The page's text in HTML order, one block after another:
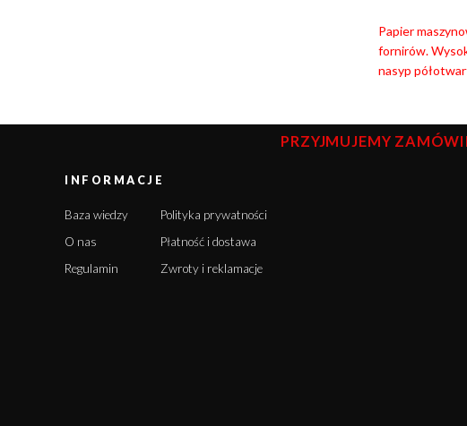
Papier
fornirów.
nasyp
PRZYJMUJEMY
INFORMACJE
Baza wiedzy
O nas
Regulamin
Polityka prywatności
Płatność i dostawa
Zwroty i reklamacje